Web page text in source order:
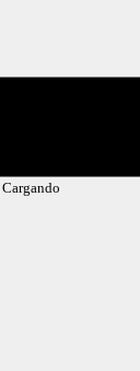
Cargando